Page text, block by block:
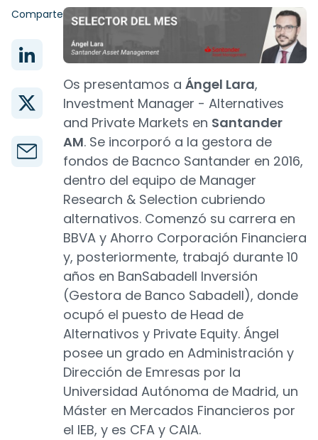
Comparte
Os presentamos a Ángel Lara,
Investment Manager - Alternatives
and Private Markets en Santander
AM. Se incorporó a la gestora de
fondos de Bacnco Santander en 2016,
dentro del equipo de Manager
Research & Selection cubriendo
alternativos. Comenzó su carrera en
BBVA y Ahorro Corporación Financiera
y, posteriormente, trabajó durante 10
años en BanSabadell Inversión
(Gestora de Banco Sabadell), donde
ocupó el puesto de Head de
Alternativos y Private Equity. Ángel
posee un grado en Administración y
Dirección de Emresas por la
Universidad Autónoma de Madrid, un
Máster en Mercados Financieros por
el IEB, y es CFA y CAIA.